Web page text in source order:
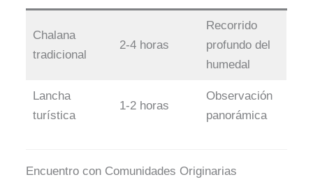
Chalana
tradicional
2-4 horas
Recorrido
profundo del
humedal
Lancha
turística
1-2 horas
Observación
panorámica
Encuentro con Comunidades Originarias